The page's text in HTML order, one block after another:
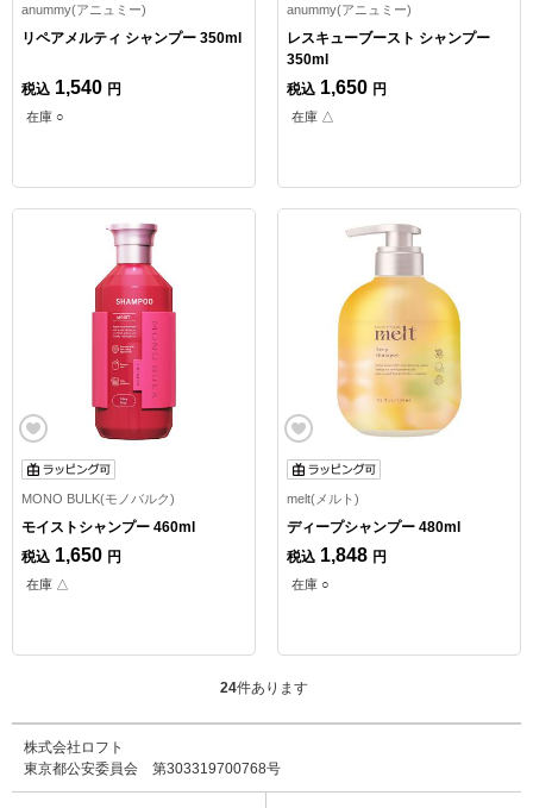
anummy(アニュミー)
リペアメルティ シャンプー 350ml
税込 1,540 円
在庫 ○
anummy(アニュミー)
レスキューブースト シャンプー
350ml
税込 1,650 円
在庫 △
MONO BULK(モノバルク)
モイストシャンプー 460ml
税込 1,650 円
在庫 △
melt(メルト)
ディープシャンプー 480ml
税込 1,848 円
在庫 ○
24件あります
株式会社ロフト
東京都公安委員会 第303319700768号